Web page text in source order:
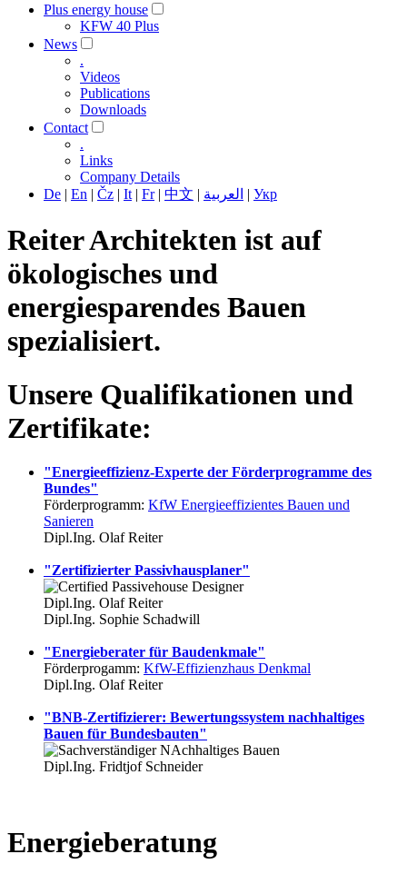
Plus energy house
KFW 40 Plus
News
.
Videos
Publications
Downloads
Contact
.
Links
Company Details
De | En | Čz | It | Fr| 中文 | العربية | Укр
Reiter Architekten ist auf
ökologisches und
energiesparendes Bauen
spezialisiert.
Unsere Qualifikationen und
Zertifikate:
"Energieeffizienz-Experte der Förderprogramme des
Bundes"
Förderprogramm: KfW Energieeffizientes Bauen und
Sanieren
Dipl.Ing. Olaf Reiter
"Zertifizierter Passivhausplaner"
Dipl.Ing. Olaf Reiter
Dipl.Ing. Sophie Schadwill
"Energieberater für Baudenkmale"
Förderprogamm: KfW-Effizienzhaus Denkmal
Dipl.Ing. Olaf Reiter
"BNB-Zertifizierer: Bewertungssystem nachhaltiges
Bauen für Bundesbauten"
Dipl.Ing. Fridtjof Schneider
Energieberatung